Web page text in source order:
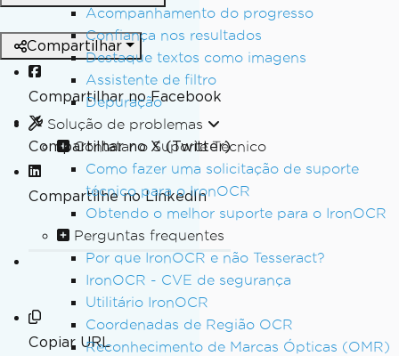
Acompanhamento do progresso
Confiança nos resultados
Destaque textos como imagens
Assistente de filtro
Depuração
Solução de problemas
Contatar o Suporte Técnico
Como fazer uma solicitação de suporte
técnico para o IronOCR
Obtendo o melhor suporte para o IronOCR
Perguntas frequentes
Por que IronOCR e não Tesseract?
IronOCR - CVE de segurança
Utilitário IronOCR
Coordenadas de Região OCR
Reconhecimento de Marcas Ópticas (OMR)
Compartilhar
Compartilhar no Facebook
Compartilhar no X (Twitter)
Compartilhe no LinkedIn
Copiar URL